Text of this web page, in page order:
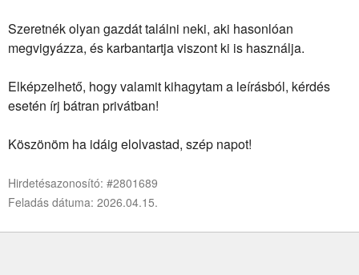
Szeretnék olyan gazdát találni neki, aki hasonlóan
megvigyázza, és karbantartja viszont ki is használja.
Elképzelhető, hogy valamit kihagytam a leírásból, kérdés
esetén írj bátran privátban!
Köszönöm ha idáig elolvastad, szép napot!
Hirdetésazonosító: #2801689
Feladás dátuma: 2026.04.15.